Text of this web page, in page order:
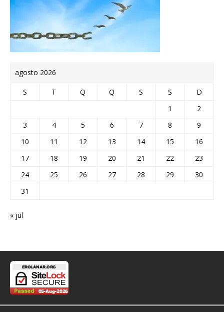
agosto 2026
S T Q Q S S
D
1
2
3
4 5 6 7 8
9
10
11 12 13 14 15
16
17
18 19 20 21 22
23
24
25 26 27 28 29
30
31
« jul